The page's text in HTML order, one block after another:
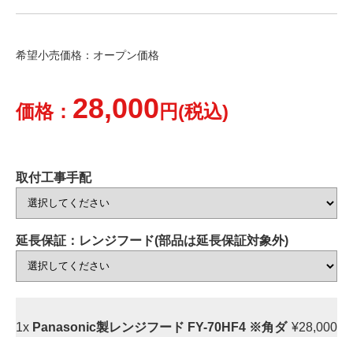
希望小売価格：オープン価格
価格： 28,000 円(税込)
取付工事手配
延長保証：レンジフード(部品は延長保証対象外)
1x Panasonic製レンジフード FY-70HF4 ※角ダ ¥28,000